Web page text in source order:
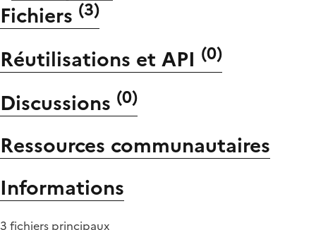
Fichiers (3)
Réutilisations et API (0)
Discussions (0)
Ressources communautaires
Informations
3 fichiers principaux